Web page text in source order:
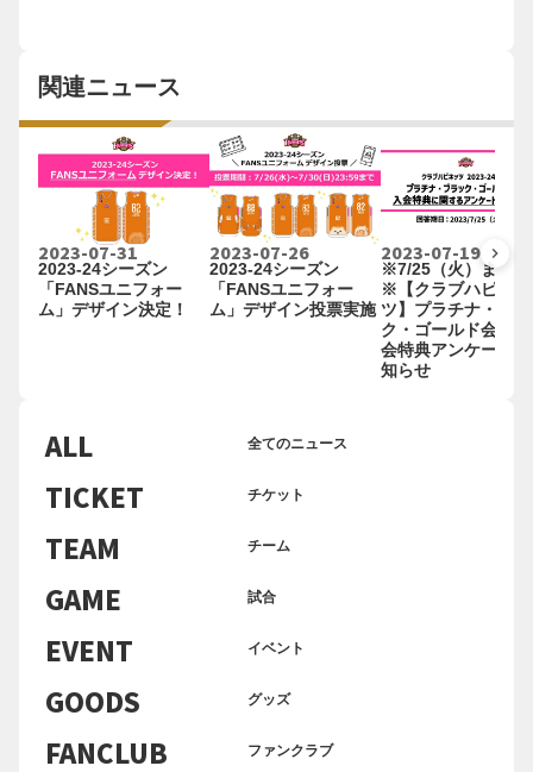
関連ニュース
2023-07-31
2023-24シーズン
「FANSユニフォー
ム」デザイン決定！
2023-07-26
2023-24シーズン
「FANSユニフォー
ム」デザイン投票実施
2023-07-19
※7/25（火）まで
※【クラブハピネッ
ツ】プラチナ・ブ
ク・ゴールド会員
会特典アンケート
知らせ
keyboard_arrow_right
ALL 全てのニュース
TICKET チケット
TEAM チーム
GAME 試合
EVENT イベント
GOODS グッズ
FANCLUB ファンクラブ